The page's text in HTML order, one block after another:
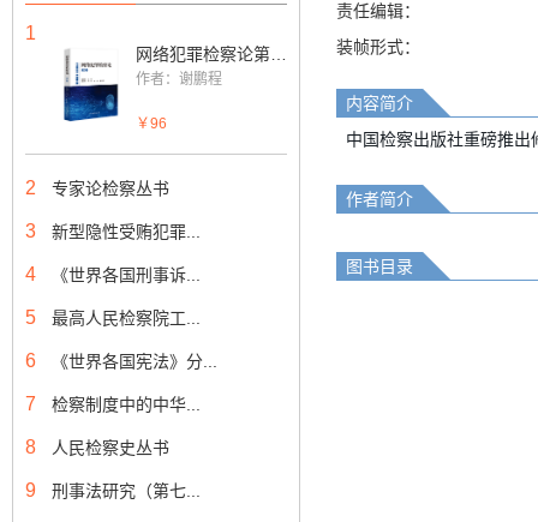
1
作者：谢鹏程
￥96
2 专家论检察丛书
3 新型隐性受贿犯罪...
4 《世界各国刑事诉...
5 最高人民检察院工...
6 《世界各国宪法》分...
7 检察制度中的中华...
8 人民检察史丛书
9 刑事法研究（第七...
责任编辑：
装帧形式：
内容简介
中国检察出版社重磅推
作者简介
图书目录